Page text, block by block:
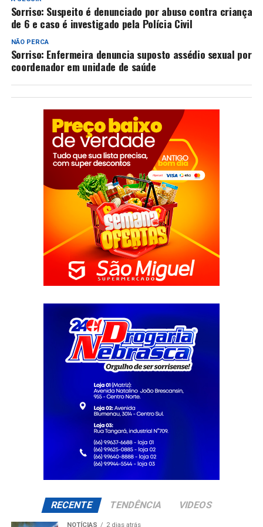
Sorriso: Suspeito é denunciado por abuso contra criança
de 6 e caso é investigado pela Polícia Civil
NÃO PERCA
Sorriso: Enfermeira denuncia suposto assédio sexual por
coordenador em unidade de saúde
RECENTE TENDÊNCIA VIDEOS
NOTÍCIAS 2 dias atrás